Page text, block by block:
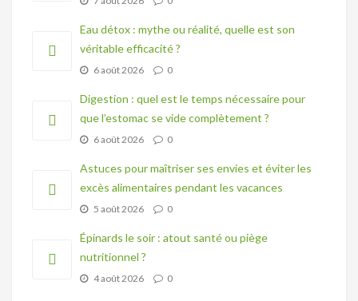
Eau détox : mythe ou réalité, quelle est son
véritable efficacité ?
6 août 2026 0
Digestion : quel est le temps nécessaire pour
que l’estomac se vide complètement ?
6 août 2026 0
Astuces pour maîtriser ses envies et éviter les
excès alimentaires pendant les vacances
5 août 2026 0
Épinards le soir : atout santé ou piège
nutritionnel ?
4 août 2026 0